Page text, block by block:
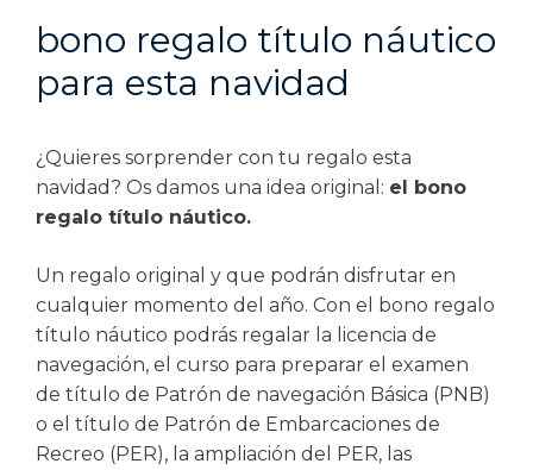
bono regalo título náutico
para esta navidad
¿Quieres sorprender con tu regalo esta
navidad? Os damos una idea original: el bono
regalo título náutico.
Un regalo original y que podrán disfrutar en
cualquier momento del año. Con el bono regalo
título náutico podrás regalar la licencia de
navegación, el curso para preparar el examen
de título de Patrón de navegación Básica (PNB)
o el título de Patrón de Embarcaciones de
Recreo (PER), la ampliación del PER, las